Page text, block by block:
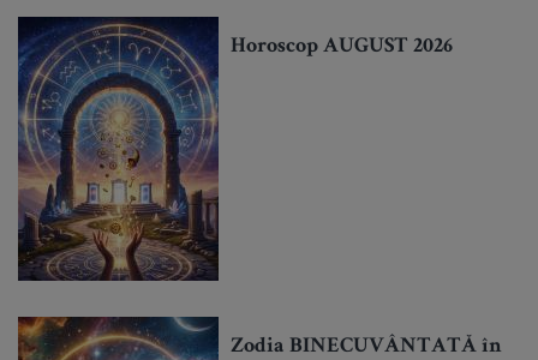
Horoscop AUGUST 2026
Zodia BINECUVÂNTATĂ în